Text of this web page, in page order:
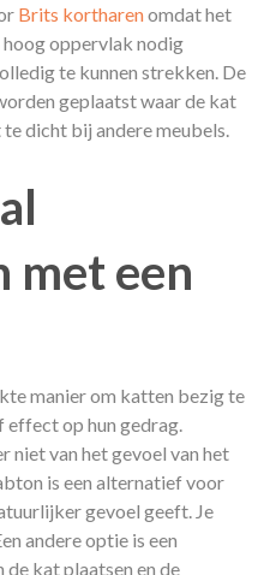
Brits kortharenomdat het
oppervlak nodig
te kunnen strekken. De
geplaatst waar de kat
dicht bij andere meubels.
met een
manier om katten bezig te
effect op hun gedrag.
niet van het gevoel van het
is een alternatief voor
gevoel geeft. Je
andere optie is een
de kat plaatsen en de